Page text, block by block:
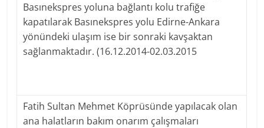
Basınekspres yoluna bağlantı kolu trafiğe
kapatılarak Basınekspres yolu Edirne-Ankara
yönündeki ulaşım ise bir sonraki kavşaktan
sağlanmaktadır. (16.12.2014-02.03.2015
Fatih Sultan Mehmet Köprüsünde yapılacak olan
ana halatların bakım onarım çalışmaları